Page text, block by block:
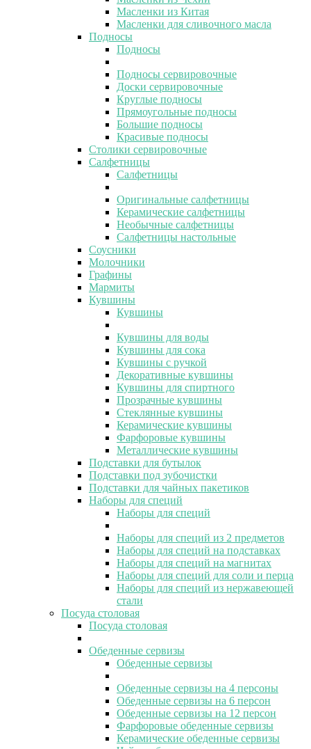
Масленки из Китая
Масленки для сливочного масла
Подносы
Подносы
Подносы сервировочные
Доски сервировочные
Круглые подносы
Прямоугольные подносы
Большие подносы
Красивые подносы
Столики сервировочные
Салфетницы
Салфетницы
Оригинальные салфетницы
Керамические салфетницы
Необычные салфетницы
Салфетницы настольные
Соусники
Молочники
Графины
Мармиты
Кувшины
Кувшины
Кувшины для воды
Кувшины для сока
Кувшины с ручкой
Декоративные кувшины
Кувшины для спиртного
Прозрачные кувшины
Стеклянные кувшины
Керамические кувшины
Фарфоровые кувшины
Металлические кувшины
Подставки для бутылок
Подставки под зубочистки
Подставки для чайных пакетиков
Наборы для специй
Наборы для специй
Наборы для специй из 2 предметов
Наборы для специй на подставках
Наборы для специй на магнитах
Наборы для специй для соли и перца
Наборы для специй из нержавеющей
стали
Посуда столовая
Посуда столовая
Обеденные сервизы
Обеденные сервизы
Обеденные сервизы на 4 персоны
Обеденные сервизы на 6 персон
Обеденные сервизы на 12 персон
Фарфоровые обеденные сервизы
Керамические обеденные сервизы